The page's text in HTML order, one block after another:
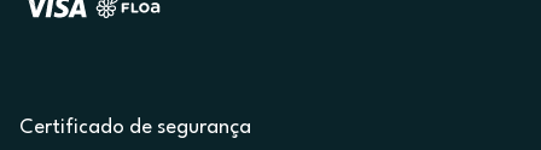
Certificado de segurança